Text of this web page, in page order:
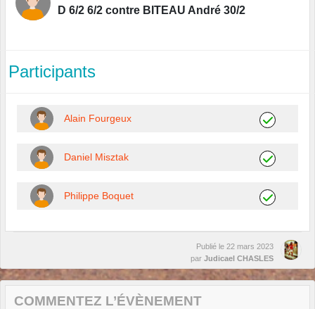
D 6/2 6/2 contre BITEAU André 30/2
Participants
Alain Fourgeux
Daniel Misztak
Philippe Boquet
Publié le 22 mars 2023
par Judicael CHASLES
COMMENTEZ L’ÉVÈNEMENT